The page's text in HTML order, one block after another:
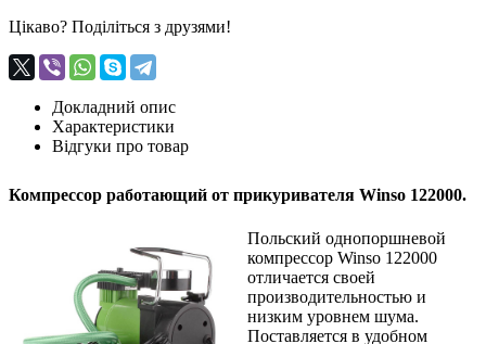
Цікаво? Поділіться з друзями!
Докладний опис
Характеристики
Відгуки про товар
Компрессор работающий от прикуривателя Winso 122000.
Польский однопоршневой
компрессор Winso 122000
отличается своей
производительностью и
низким уровнем шума.
Поставляется в удобном